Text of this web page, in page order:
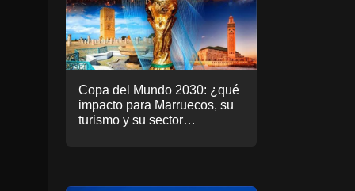
Copa del Mundo 2030: ¿qué
impacto para Marruecos, su
turismo y su sector